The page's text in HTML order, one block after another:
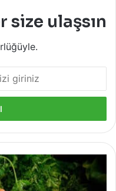
ulaşsın